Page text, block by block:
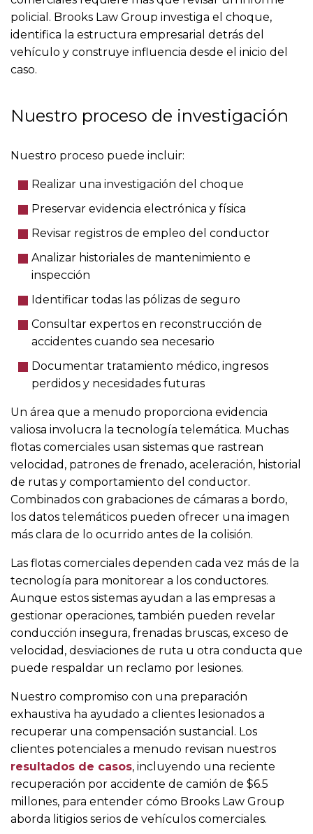
policial. Brooks Law Group investiga el choque,
identifica la estructura empresarial detrás del
vehículo y construye influencia desde el inicio del
caso.
Nuestro proceso de investigación
Nuestro proceso puede incluir:
Realizar una investigación del choque
Preservar evidencia electrónica y física
Revisar registros de empleo del conductor
Analizar historiales de mantenimiento e
inspección
Identificar todas las pólizas de seguro
Consultar expertos en reconstrucción de
accidentes cuando sea necesario
Documentar tratamiento médico, ingresos
perdidos y necesidades futuras
Un área que a menudo proporciona evidencia
valiosa involucra la tecnología telemática. Muchas
flotas comerciales usan sistemas que rastrean
velocidad, patrones de frenado, aceleración, historial
de rutas y comportamiento del conductor.
Combinados con grabaciones de cámaras a bordo,
los datos telemáticos pueden ofrecer una imagen
más clara de lo ocurrido antes de la colisión.
Las flotas comerciales dependen cada vez más de la
tecnología para monitorear a los conductores.
Aunque estos sistemas ayudan a las empresas a
gestionar operaciones, también pueden revelar
conducción insegura, frenadas bruscas, exceso de
velocidad, desviaciones de ruta u otra conducta que
puede respaldar un reclamo por lesiones.
Nuestro compromiso con una preparación
exhaustiva ha ayudado a clientes lesionados a
recuperar una compensación sustancial. Los
clientes potenciales a menudo revisan nuestros
resultados de casos, incluyendo una reciente
recuperación por accidente de camión de $6.5
millones, para entender cómo Brooks Law Group
aborda litigios serios de vehículos comerciales.